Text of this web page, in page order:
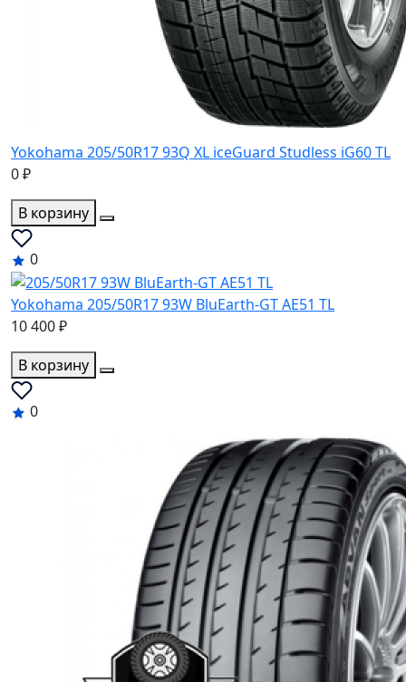
Yokohama 205/50R17 93Q XL iceGuard Studless iG60 TL
0 ₽
В корзину
0
Yokohama 205/50R17 93W BluEarth-GT AE51 TL
10 400 ₽
В корзину
0